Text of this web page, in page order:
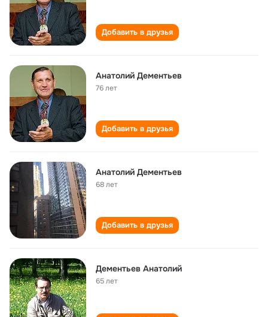
Добавить в друзья
Анатолий Дементьев
76 лет
Добавить в друзья
Анатолий Дементьев
68 лет
Добавить в друзья
Дементьев Анатолий
65 лет